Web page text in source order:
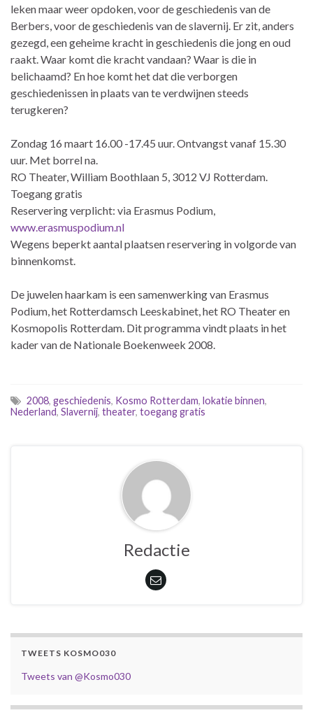
leken maar weer opdoken, voor de geschiedenis van de
Berbers, voor de geschiedenis van de slavernij. Er zit, anders
gezegd, een geheime kracht in geschiedenis die jong en oud
raakt. Waar komt die kracht vandaan? Waar is die in
belichaamd? En hoe komt het dat die verborgen
geschiedenissen in plaats van te verdwijnen steeds
terugkeren?
Zondag 16 maart 16.00 -17.45 uur. Ontvangst vanaf 15.30
uur. Met borrel na.
RO Theater, William Boothlaan 5, 3012 VJ Rotterdam.
Toegang gratis
Reservering verplicht: via Erasmus Podium,
www.erasmuspodium.nl
Wegens beperkt aantal plaatsen reservering in volgorde van
binnenkomst.
De juwelen haarkam is een samenwerking van Erasmus
Podium, het Rotterdamsch Leeskabinet, het RO Theater en
Kosmopolis Rotterdam. Dit programma vindt plaats in het
kader van de Nationale Boekenweek 2008.
2008, geschiedenis, Kosmo Rotterdam, lokatie binnen,
Nederland, Slavernij, theater, toegang gratis
Redactie
TWEETS KOSMO030
Tweets van @Kosmo030